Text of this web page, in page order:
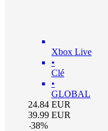
Xbox Live
•
Clé
•
GLOBAL
24.84 EUR
39.99 EUR
-38%